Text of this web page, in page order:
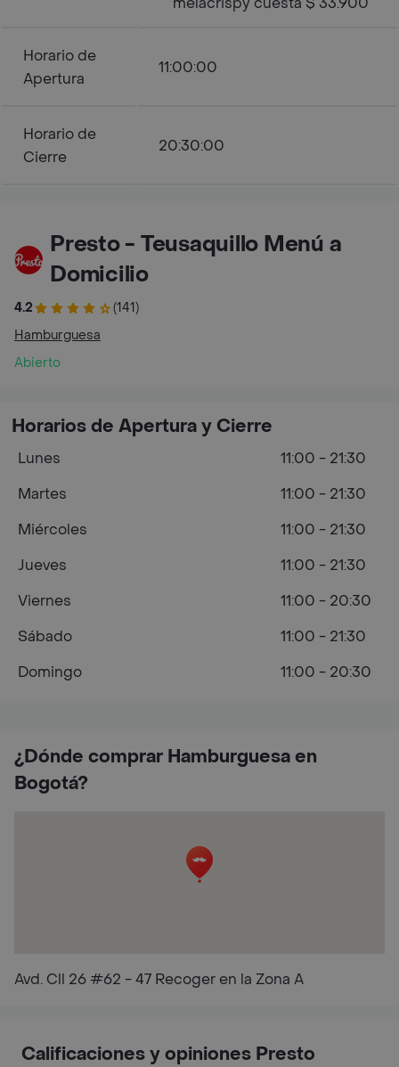
Horario de
Apertura
11:00:00
Horario de
Cierre
20:30:00
Presto - Teusaquillo Menú a
Domicilio
4.2
(141)
Hamburguesa
Abierto
¿Dónde comprar Hamburguesa en
Bogotá?
Avd. Cll 26 #62 - 47 Recoger en la Zona A
Horarios de Apertura y Cierre
Lunes
11:00 - 21:30
Martes
11:00 - 21:30
Miércoles
11:00 - 21:30
Jueves
11:00 - 21:30
Viernes
11:00 - 20:30
Sábado
11:00 - 21:30
Domingo
11:00 - 20:30
Calificaciones y opiniones Presto